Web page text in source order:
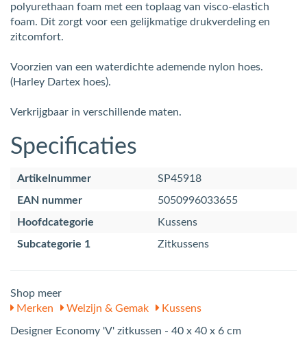
polyurethaan foam met een toplaag van visco-elastich
foam. Dit zorgt voor een gelijkmatige drukverdeling en
zitcomfort.
Voorzien van een waterdichte ademende nylon hoes.
(Harley Dartex hoes).
Verkrijgbaar in verschillende maten.
Specificaties
Artikelnummer
SP45918
EAN nummer
5050996033655
Hoofdcategorie
Kussens
Subcategorie 1
Zitkussens
Shop meer
Merken
Welzijn & Gemak Kussens
Designer Economy 'V' zitkussen - 40 x 40 x 6 cm